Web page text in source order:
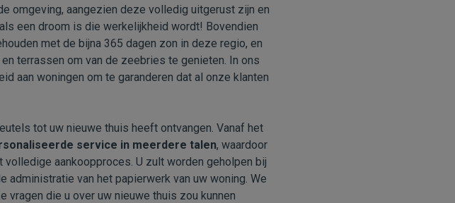
omgeving, aangezien deze volledig uitgerust zijn en
een droom is die werkelijkheid wordt! Bovendien
met de bijna 365 dagen zon in deze regio, en
terrassen om van de zeebries te genieten. In ons
aan woningen om te garanderen dat al onze klanten
tot uw nieuwe thuis heeft ontvangen. Vanaf het
service in meerdere talen, waardoor
aankoopproces. U zult worden geholpen bij
administratie van het papierwerk van uw woning. We
die u over uw nieuwe thuis zou kunnen